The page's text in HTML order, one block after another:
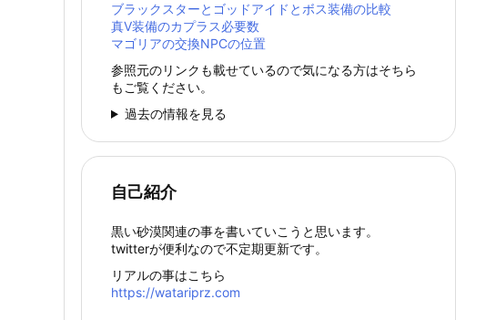
ブラックスターとゴッドアイドとボス装備の比較
真Ⅴ装備のカプラス必要数
マゴリアの交換NPCの位置
参照元のリンクも載せているので気になる方はそちら
もご覧ください。
過去の情報を見る
自己紹介
黒い砂漠関連の事を書いていこうと思います。
twitterが便利なので不定期更新です。
リアルの事はこちら
https://watariprz.com